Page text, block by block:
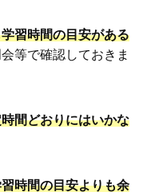
習時間の目安がある
等で確認しておきま
間どおりにはいかな
時間の目安よりも余